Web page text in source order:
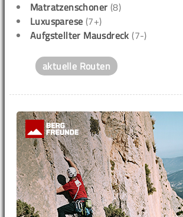
Matratzenschoner (8)
Luxusparese (7+)
Aufgstellter Mausdreck (7-)
aktuelle Routen